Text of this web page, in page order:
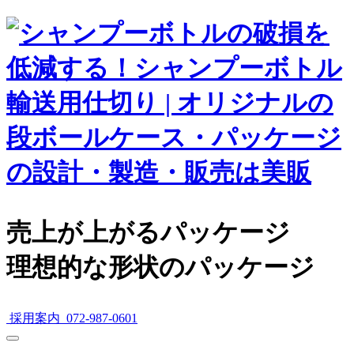
売上が上がるパッケージ
理想的な形状のパッケージ
採用案内 072-987-0601